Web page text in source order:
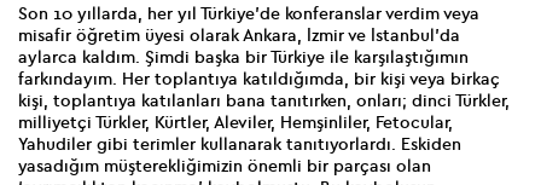
Son 10 yıllarda, her yıl Türkiye’de konferanslar verdim veya
misafir öğretim üyesi olarak Ankara, İzmir ve İstanbul’da
aylarca kaldım. Şimdi başka bir Türkiye ile karşılaştığımın
farkındayım. Her toplantıya katıldığımda, bir kişi veya birkaç
kişi, toplantıya katılanları bana tanıtırken, onları; dinci Türkler,
milliyetçi Türkler, Kürtler, Aleviler, Hemşinliler, Fetocular,
Yahudiler gibi terimler kullanarak tanıtıyorlardı. Eskiden
yasadığım müşterekliğimizin önemli bir parçası olan